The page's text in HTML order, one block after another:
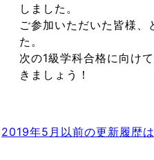
しました。
ご参加いただいた皆様、
た。
次の1級学科合格に向け
きましょう！
2019年5月以前の更新履歴